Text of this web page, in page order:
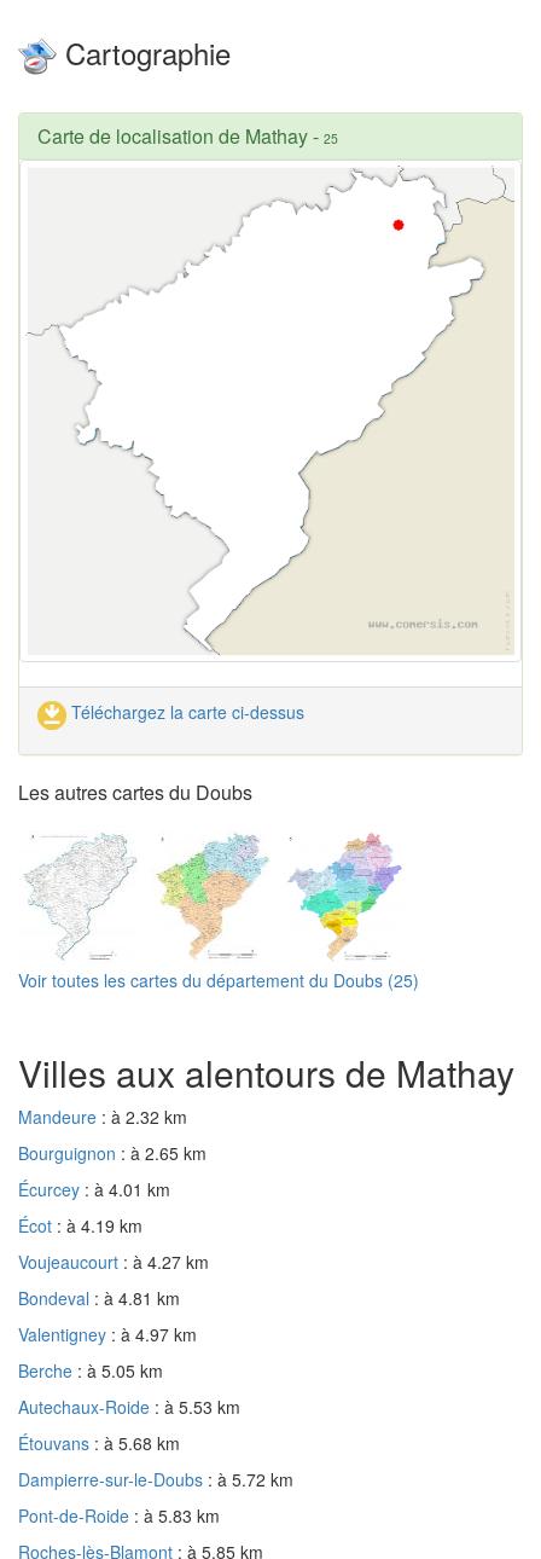
Cartographie
Carte de localisation de Mathay- 25
Téléchargez la carte ci-dessus
Les autres cartes du Doubs
Voir toutes les cartes du département du Doubs (25)
Villes aux alentours de Mathay
Mandeure : à 2.32 km
Bourguignon : à 2.65 km
Écurcey : à 4.01 km
Écot : à 4.19 km
Voujeaucourt : à 4.27 km
Bondeval : à 4.81 km
Valentigney : à 4.97 km
Berche : à 5.05 km
Autechaux-Roide : à 5.53 km
Étouvans : à 5.68 km
Dampierre-sur-le-Doubs : à 5.72 km
Pont-de-Roide : à 5.83 km
Roches-lès-Blamont : à 5.85 km